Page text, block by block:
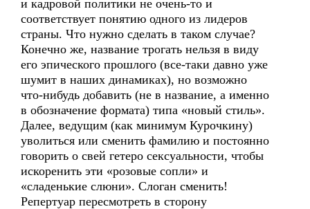
и кадровой политики не очень-то и
соответствует понятию одного из лидеров
страны. Что нужно сделать в таком случае?
Конечно же, название трогать нельзя в виду
его эпического прошлого (все-таки давно уже
шумит в наших динамиках), но возможно
что-нибудь добавить (не в название, а именно
в обозначение формата) типа «новый стиль».
Далее, ведущим (как минимум Курочкину)
уволиться или сменить фамилию и постоянно
говорить о свей гетеро сексуальности, чтобы
искоренить эти «розовые сопли» и
«сладенькие слюни». Слоган сменить!
Репертуар пересмотреть в сторону